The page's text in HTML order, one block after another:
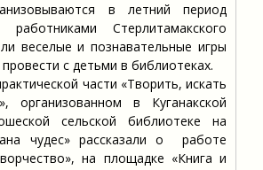
в летний период
работниками Стерлитамакского
веселые и познавательные игры
с детьми в библиотеках.
части «Творить, искать
организованном в Куганакской
сельской библиотеке на
чудес» рассказали о работе
на площадке «Книга и